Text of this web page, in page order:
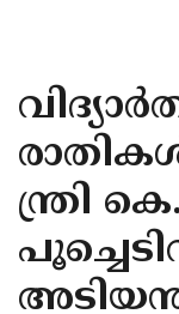
KANNUR
KASARAGOD
രാതികൾ
ന്ത്രി